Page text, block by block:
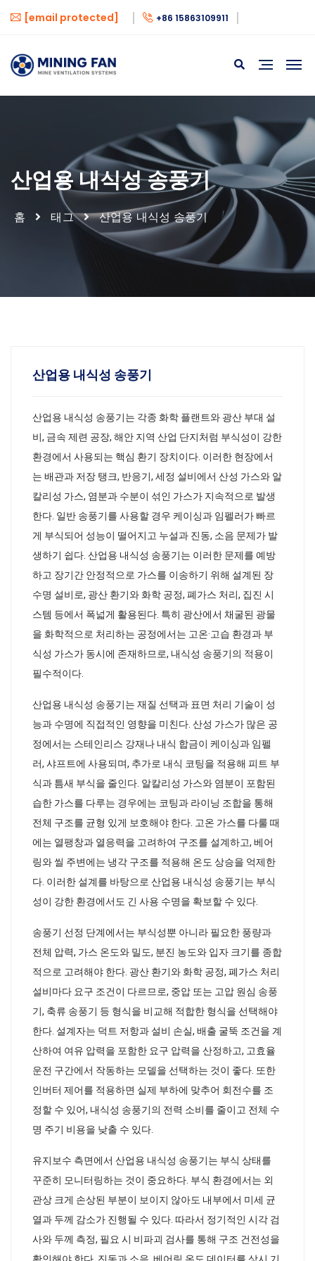
[email protected] +86 15863109911
산업용 내식성 송풍기
홈 태그 산업용 내식성 송풍기
산업용 내식성 송풍기
산업용 내식성 송풍기는 각종 화학 플랜트와 광산 부대 설
비, 금속 제련 공장, 해안 지역 산업 단지처럼 부식성이 강한
환경에서 사용되는 핵심 환기 장치이다. 이러한 현장에서
는 배관과 저장 탱크, 반응기, 세정 설비에서 산성 가스와 알
칼리성 가스, 염분과 수분이 섞인 가스가 지속적으로 발생
한다. 일반 송풍기를 사용할 경우 케이싱과 임펠러가 빠르
게 부식되어 성능이 떨어지고 누설과 진동, 소음 문제가 발
생하기 쉽다. 산업용 내식성 송풍기는 이러한 문제를 예방
하고 장기간 안정적으로 가스를 이송하기 위해 설계된 장
수명 설비로, 광산 환기와 화학 공정, 폐가스 처리, 집진 시
스템 등에서 폭넓게 활용된다. 특히 광산에서 채굴된 광물
을 화학적으로 처리하는 공정에서는 고온·고습 환경과 부
식성 가스가 동시에 존재하므로, 내식성 송풍기의 적용이
필수적이다.
산업용 내식성 송풍기는 재질 선택과 표면 처리 기술이 성
능과 수명에 직접적인 영향을 미친다. 산성 가스가 많은 공
정에서는 스테인리스 강재나 내식 합금이 케이싱과 임펠
러, 샤프트에 사용되며, 추가로 내식 코팅을 적용해 피트 부
식과 틈새 부식을 줄인다. 알칼리성 가스와 염분이 포함된
습한 가스를 다루는 경우에는 코팅과 라이닝 조합을 통해
전체 구조를 균형 있게 보호해야 한다. 고온 가스를 다룰 때
에는 열팽창과 열응력을 고려하여 구조를 설계하고, 베어
링와 씰 주변에는 냉각 구조를 적용해 온도 상승을 억제한
다. 이러한 설계를 바탕으로 산업용 내식성 송풍기는 부식
성이 강한 환경에서도 긴 사용 수명을 확보할 수 있다.
송풍기 선정 단계에서는 부식성뿐 아니라 필요한 풍량과
전체 압력, 가스 온도와 밀도, 분진 농도와 입자 크기를 종합
적으로 고려해야 한다. 광산 환기와 화학 공정, 폐가스 처리
설비마다 요구 조건이 다르므로, 중압 또는 고압 원심 송풍
기, 축류 송풍기 등 형식을 비교해 적합한 형식을 선택해야
한다. 설계자는 덕트 저항과 설비 손실, 배출 굴뚝 조건을 계
산하여 여유 압력을 포함한 요구 압력을 산정하고, 고효율
운전 구간에서 작동하는 모델을 선택하는 것이 좋다. 또한
인버터 제어를 적용하면 실제 부하에 맞추어 회전수를 조
정할 수 있어, 내식성 송풍기의 전력 소비를 줄이고 전체 수
명 주기 비용을 낮출 수 있다.
유지보수 측면에서 산업용 내식성 송풍기는 부식 상태를
꾸준히 모니터링하는 것이 중요하다. 부식 환경에서는 외
관상 크게 손상된 부분이 보이지 않아도 내부에서 미세 균
열과 두께 감소가 진행될 수 있다. 따라서 정기적인 시각 검
사와 두께 측정, 필요 시 비파괴 검사를 통해 구조 건전성을